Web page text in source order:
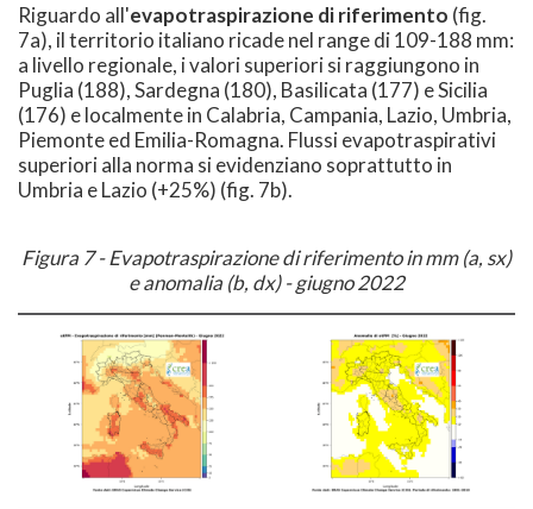
Riguardo all'evapotraspirazione di riferimento (fig.
7a), il territorio italiano ricade nel range di 109-188 mm:
a livello regionale, i valori superiori si raggiungono in
Puglia (188), Sardegna (180), Basilicata (177) e Sicilia
(176) e localmente in Calabria, Campania, Lazio, Umbria,
Piemonte ed Emilia-Romagna. Flussi evapotraspirativi
superiori alla norma si evidenziano soprattutto in
Umbria e Lazio (+25%) (fig. 7b).
Figura 7 - Evapotraspirazione di riferimento in mm (a, sx)
e anomalia (b, dx) -giugno 2022